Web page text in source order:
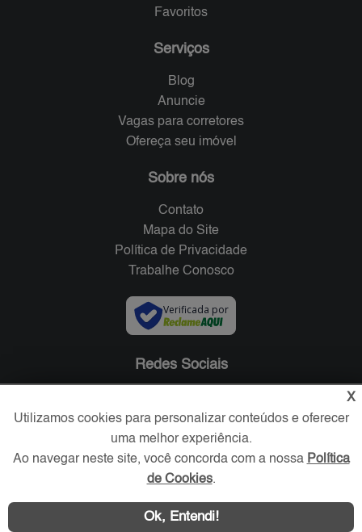
Favoritos
Serviços
Blog
Anuncie
Vagas para corretores
Ofereça seu imóvel
Sobre nós
Contato
Mapa do Site
Política de Privacidade
Trabalhe Conosco
Verificada por
Redes Sociais
X
Utilizamos cookies para personalizar conteúdos e oferecer
uma melhor experiência.
Ao navegar neste site, você concorda com a nossa Política
de Cookies.
Ok, Entendi!